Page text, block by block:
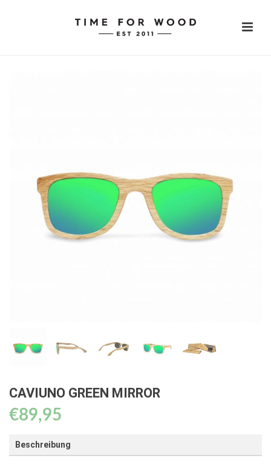
CAVIUNO GREEN MIRROR
€89,95
Beschreibung